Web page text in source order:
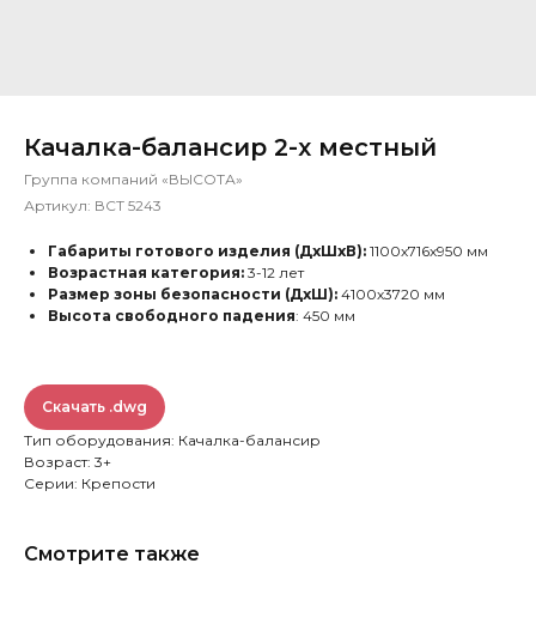
Качалка-балансир 2-х местный
Группа компаний «ВЫСОТА»
Артикул: ВСТ 5243
Габариты готового изделия (ДхШхВ): 1100х716х950 мм
Возрастная категория: 3-12 лет
Размер зоны безопасности (ДхШ): 4100х3720 мм
Высота свободного падения: 450 мм
Скачать .dwg
Тип оборудования: Качалка-балансир
Возраст: 3+
Серии: Крепости
Смотрите также